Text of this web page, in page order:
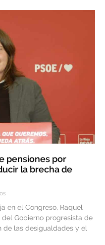
pensiones por
la brecha de
en el Congreso, Raquel
Gobierno progresista de
de las desigualdades y el